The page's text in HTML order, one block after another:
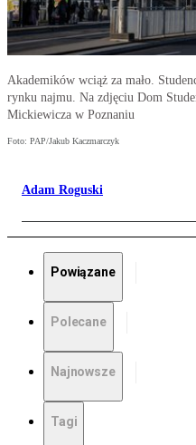
Akademików wciąż za mało.
rynku najmu. Na zdjęciu Dom
Mickiewicza w Poznaniu
Foto: PAP/Jakub Kaczmarczyk
Adam Roguski
Powiązane
Polecane
Najnowsze
Tagi